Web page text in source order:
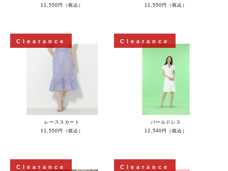
11,550円（税込）
11,550円（税込）
Clearance
レーススカート
11,550円（税込）
Clearance
パールドレス
12,540円（税込）
Clearance Clearance